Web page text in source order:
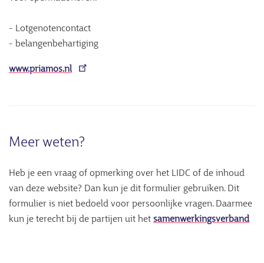
- Lotgenotencontact
- belangenbehartiging
www.priamos.nl
Meer weten?
Heb je een vraag of opmerking over het LIDC of de inhoud
van deze website? Dan kun je dit formulier gebruiken. Dit
formulier is niet bedoeld voor persoonlijke vragen. Daarmee
kun je terecht bij de partijen uit het samenwerkingsverband